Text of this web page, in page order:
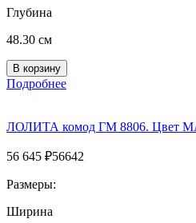
Глубина
48.30 см
Подробнее
ЛОЛИТА комод ГМ 8806. Цвет
56 645 ₽56642
Размеры:
Ширина